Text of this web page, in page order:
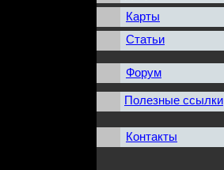
Карты
Статьи
Форум
Полезные ссылки
Контакты